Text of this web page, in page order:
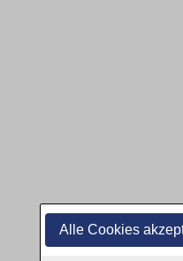
Alle Cookies